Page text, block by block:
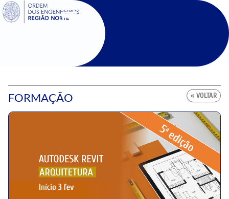
SIGOE
« VOLTAR
FORMAÇÃO